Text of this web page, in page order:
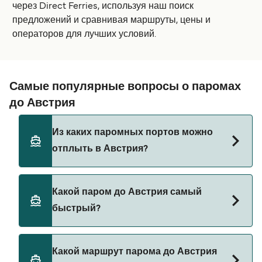
через Direct Ferries, используя наш поиск
предложений и сравнивая маршруты, цены и
операторов для лучших условий.
Самые популярные вопросы о паромах
до Австрия
Из каких паромных портов можно
отплыть в Австрия?
Братислава
Какой паром до Австрия самый
быстрый?
маршруту из Братислава в Вена со временем
Какой маршрут парома до Австрия